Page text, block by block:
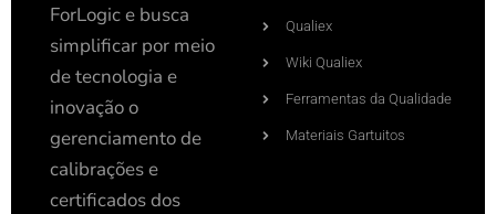
ForLogic e busca
simplificar por meio
de tecnologia e
inovação o
gerenciamento de
calibrações e
certificados dos
Qualiex
Wiki Qualiex
Ferramentas da Qualidade
Materiais Gartuitos